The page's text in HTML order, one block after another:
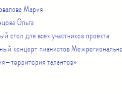
Мария
Ольга
для всех участников проекта
пианистов Межрегиональной
талантов»